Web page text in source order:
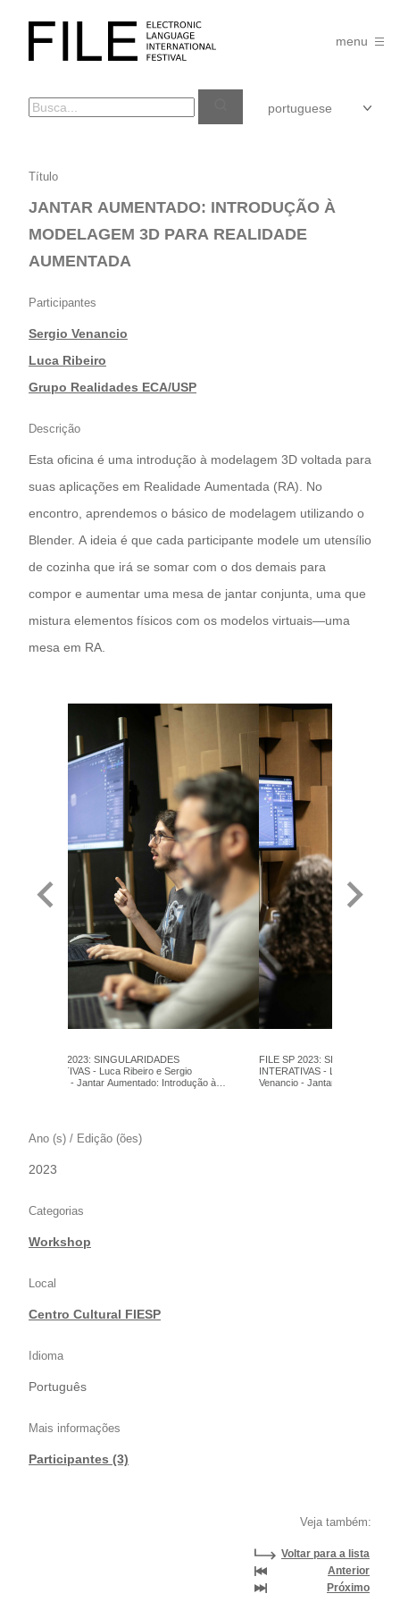
FILE
FESTIVAL
menu
JANTAR
AUMENTADO:
INTRODUÇÃO
À
MODELAGEM
3D
REALIDADE
AUMENTADA
Título
JANTAR AUMENTADO: INTRODUÇÃO À
MODELAGEM 3D PARA REALIDADE
AUMENTADA
Participantes
Sergio Venancio
|Luca Ribeiro
|Grupo Realidades ECA/USP
Descrição
Esta oficina é uma introdução à modelagem 3D voltada para
suas aplicações em Realidade Aumentada (RA). No
encontro, aprendemos o básico de modelagem utilizando o
Blender. A ideia é que cada participante modele um utensílio
de cozinha que irá se somar com o dos demais para
compor e aumentar uma mesa de jantar conjunta, uma que
mistura elementos físicos com os modelos virtuais—uma
mesa em RA.
FILE SP 2023: SINGULARIDADES
INTERATIVAS - Luca Ribeiro e Sergio
Venancio - Jantar Aumentado: Introdução à
FILE SP 2023:
INTERATIVAS - Luca Ribeiro e
Venancio - Jantar Aumentado:
Ano (s) / Edição (ões)
2023
Categorias
Workshop
Local
Centro Cultural FIESP
Idioma
Português
Mais informações
Participantes (3)
Veja também:
Voltar para a lista
Anterior
Próximo